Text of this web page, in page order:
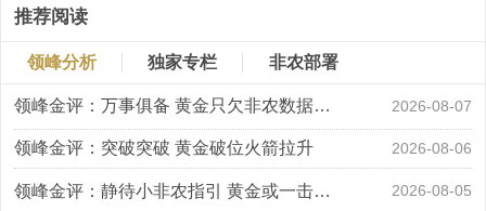
推荐阅读
领峰分析 独家专栏 非农部署
领峰金评：万事俱备 黄金只欠非农数据“东风” 2026-08-07
领峰金评：突破突破 黄金破位火箭拉升 2026-08-06
领峰金评：静待小非农指引 黄金或一击破局 2026-08-05